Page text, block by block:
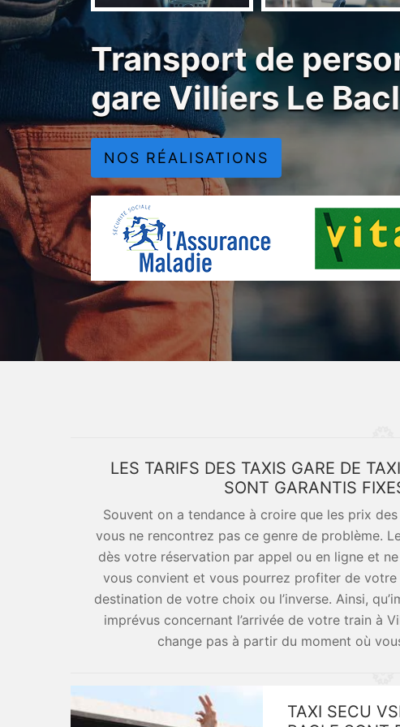
Transport de
gare Villiers Le
NOS RÉALISATIONS
LES TARIFS DES TAXIS GARE DE
SONT GARANTIS
Souvent on a tendance à croire que les prix
vous ne rencontrez pas ce genre de problème.
dès votre réservation par appel ou en ligne et
vous convient et vous pourrez profiter de
destination de votre choix ou l’inverse. Ainsi,
imprévus concernant l’arrivée de votre train à
change pas à partir du moment où
TAXI SECU